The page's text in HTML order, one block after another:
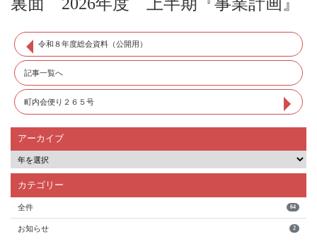
令和８年度総会資料（公開用）
記事一覧へ
町内会便り２６５号
アーカイブ
カテゴリー
全件 64
お知らせ 2